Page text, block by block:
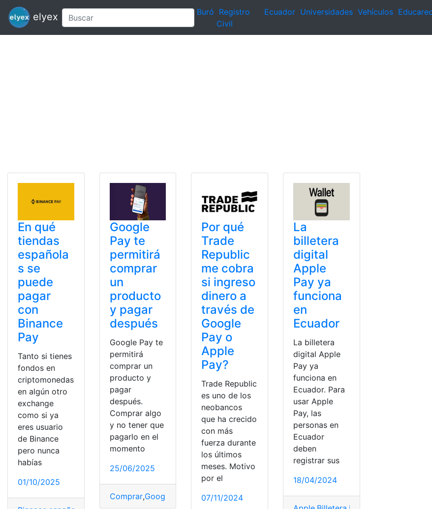
elyex Buró Registro
Civil
Ecuador Universidades Vehículos
En qué
tiendas
española
s se
puede
pagar
con
Binance
Pay
Tanto si tienes
fondos en
criptomonedas
en algún otro
exchange
como si ya
eres usuario
de Binance
pero nunca
habías
01/10/2025
Google
Pay te
permitirá
comprar
un
producto
y pagar
después
Google Pay te
permitirá
comprar un
producto y
pagar
después.
Comprar algo
y no tener que
pagarlo en el
momento
25/06/2025
Comprar,Google Google Pay,pagar,Pay producto,Té
Por qué
Trade
Republic
me cobra
si ingreso
dinero a
través de
Google
Pay o
Apple
Pay?
Trade Republic
es uno de los
neobancos
que ha crecido
con más
fuerza durante
los últimos
meses. Motivo
por el
07/11/2024
La
billetera
digital
Apple
Pay ya
funciona
en
Ecuador
La billetera
digital Apple
Pay ya
funciona en
Ecuador. Para
usar Apple
Pay, las
personas en
Ecuador
deben
registrar sus
18/04/2024